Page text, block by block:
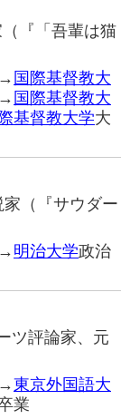
『「吾輩は猫
国際基督教大
国際基督教大
基督教大学大
（『サウダー
明治大学政治
ツ評論家、元
東京外国語大
業